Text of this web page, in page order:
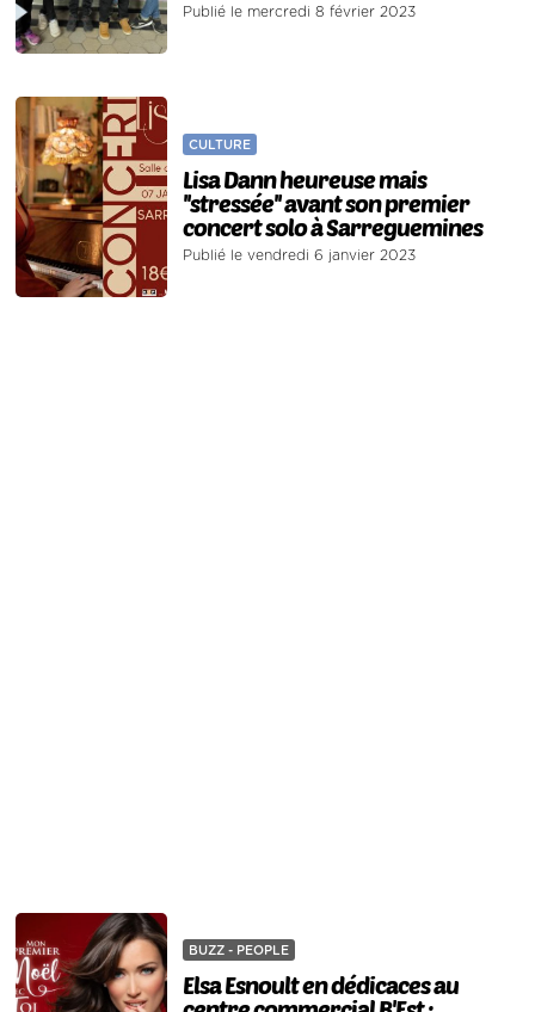
Publié le mercredi 8 février 2023
CULTURE
Lisa Dann heureuse mais
''stressée'' avant son premier
concert solo à Sarreguemines
Publié le vendredi 6 janvier 2023
BUZZ - PEOPLE
Elsa Esnoult en dédicaces au